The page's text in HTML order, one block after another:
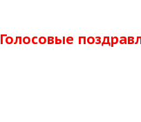
Голосовые